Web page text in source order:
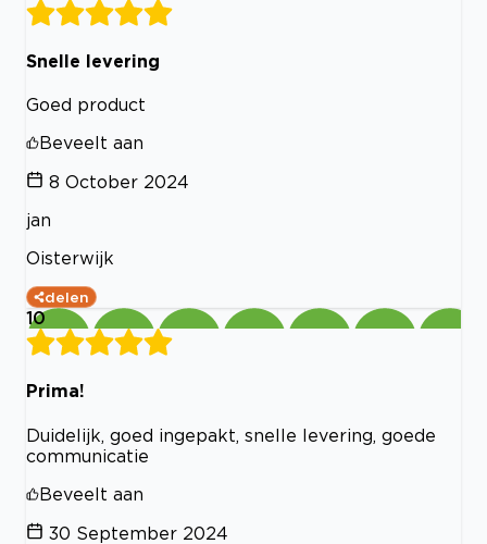
Snelle levering
Goed product
Beveelt aan
8 October 2024
jan
Oisterwijk
delen
10
Prima!
Duidelijk, goed ingepakt, snelle levering, goede
communicatie
Beveelt aan
30 September 2024